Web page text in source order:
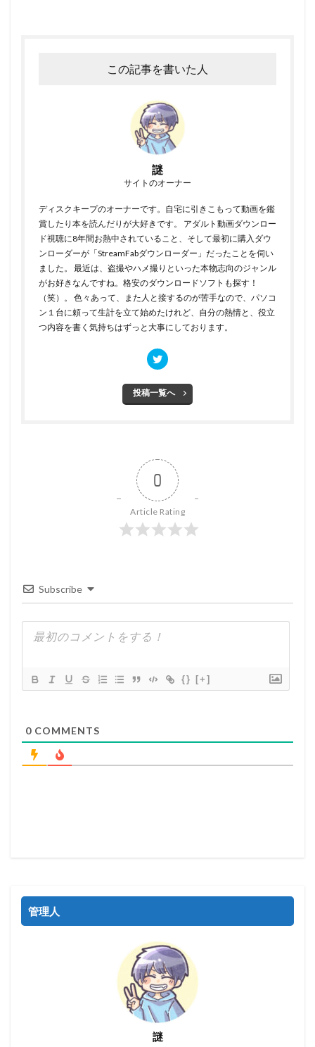
この記事を書いた人
謎
サイトのオーナー
ディスクキープのオーナーです。自宅に引きこもって動画を鑑
賞したり本を読んだりが大好きです。 アダルト動画ダウンロー
ド視聴に8年間お熱中されていること、そして最初に購入ダウ
ンローダーが「StreamFabダウンローダー」だったことを伺い
ました。 最近は、盗撮やハメ撮りといった本物志向のジャンル
がお好きなんですね。格安のダウンロードソフトも探す！
（笑）。 色々あって、また人と接するのが苦手なので、パソコ
ン１台に頼って生計を立て始めたけれど、自分の熱情と、役立
つ内容を書く気持ちはずっと大事にしております。
投稿一覧へ
0
Article Rating
Subscribe
{} [+]
0 COMMENTS
管理人
謎